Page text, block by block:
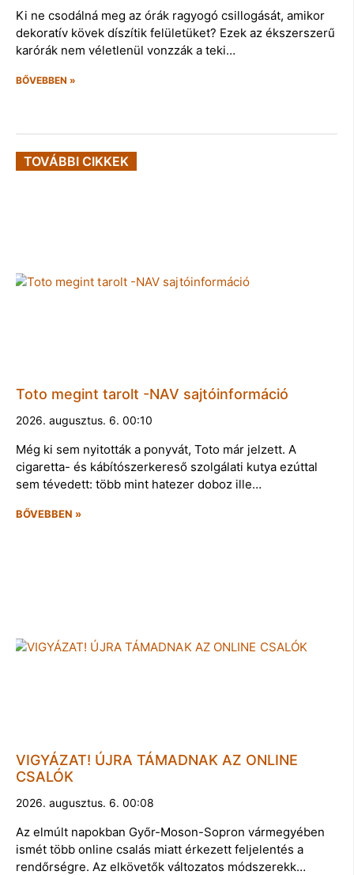
Ki ne csodálná meg az órák ragyogó csillogását, amikor
dekoratív kövek díszítik felületüket? Ezek az ékszerszerű
karórák nem véletlenül vonzzák a teki…
BŐVEBBEN »
TOVÁBBI CIKKEK
Toto megint tarolt -NAV sajtóinformáció
2026. augusztus. 6. 00:10
Még ki sem nyitották a ponyvát, Toto már jelzett. A
cigaretta- és kábítószerkereső szolgálati kutya ezúttal
sem tévedett: több mint hatezer doboz ille…
BŐVEBBEN »
VIGYÁZAT! ÚJRA TÁMADNAK AZ ONLINE
CSALÓK
2026. augusztus. 6. 00:08
Az elmúlt napokban Győr-Moson-Sopron vármegyében
ismét több online csalás miatt érkezett feljelentés a
rendőrségre. Az elkövetők változatos módszerekk…